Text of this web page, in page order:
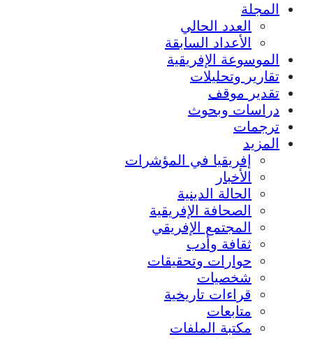
المجلة
العدد الحالي
الأعداد السابقة
الموسوعة الإفريقية
تقارير وتحليلات
تقدير موقف
دراسات وبحوث
ترجمات
المزيد
إفريقيا في المؤشرات
الأخبار
الحالة الدينية
الصحافة الإفريقية
المجتمع الإفريقي
ثقافة وأدب
حوارات وتحقيقات
شخصيات
قراءات تاريخية
متابعات
مكتبة الملفات